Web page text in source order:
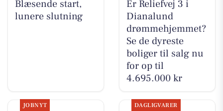
Blæsende start,
lunere slutning
Er Reliefvej 3 i
Dianalund
drømmehjemmet?
Se de dyreste
boliger til salg nu
for op til
4.695.000 kr
JOBNYT DAGLIGVARER